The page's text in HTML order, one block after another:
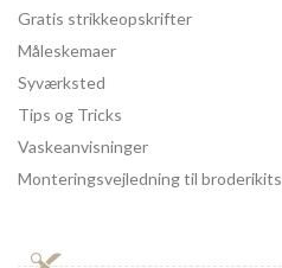
Gratis strikkeopskrifter
Måleskemaer
Syværksted
Tips og Tricks
Vaskeanvisninger
Monteringsvejledning til broderikits